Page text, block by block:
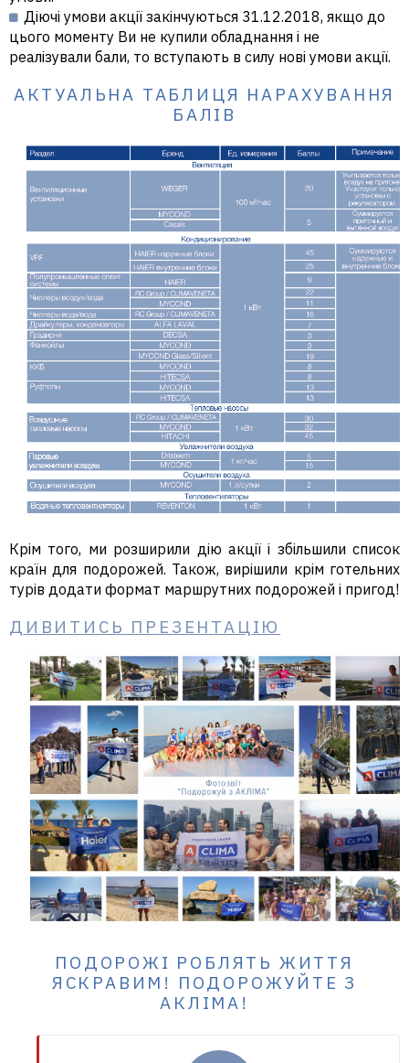
Діючі умови акції закінчуються 31.12.2018, якщо до
цього моменту Ви не купили обладнання і не
реалізували бали, то вступають в силу нові умови акції.
АКТУАЛЬНА ТАБЛИЦЯ НАРАХУВАННЯ
БАЛІВ
Крім того, ми розширили дію акції і збільшили список
країн для подорожей. Також, вирішили крім готельних
турів додати формат маршрутних подорожей і пригод!
Д ИВИТИСЬ ПРЕЗЕНТАЦІЮ
ПОДОРОЖІ РОБЛЯТЬ ЖИТТЯ
ЯСКРАВИМ! ПОДОРОЖУЙТЕ З
АКЛІМА!